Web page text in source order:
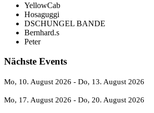
YellowCab
Hosaguggi
DSCHUNGEL BANDE
Bernhard.s
Peter
Nächste Events
Mo, 10. August 2026 - Do, 13. August 2026
Mo, 17. August 2026 - Do, 20. August 2026